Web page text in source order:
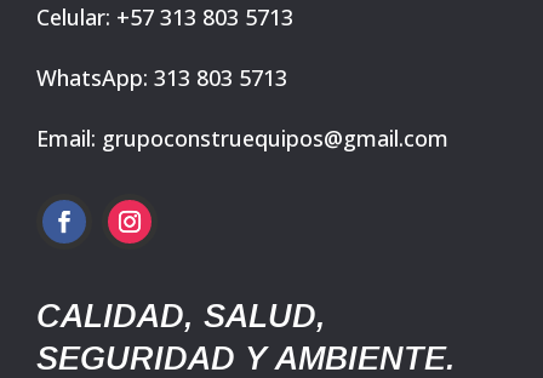
Celular: +57 313 803 5713
WhatsApp: 313 803 5713
Email: grupoconstruequipos@gmail.com
CALIDAD, SALUD,
SEGURIDAD Y AMBIENTE.